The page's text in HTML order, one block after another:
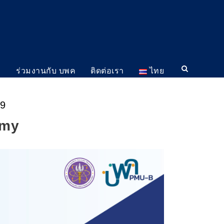
ร่วมงานกับ บพค ติดต่อเรา ไทย